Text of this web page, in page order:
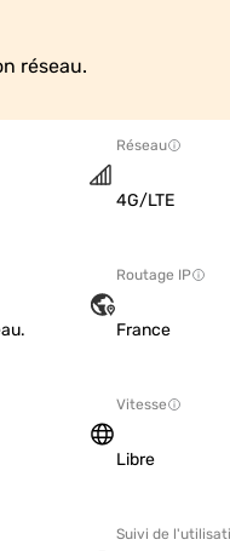
réseau.
Réseau
4G/LTE
Routage IP
France
Vitesse
Libre
Suivi de